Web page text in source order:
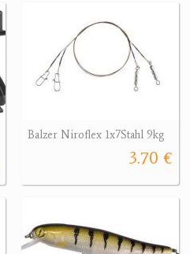
Balzer Niroflex 1x7Stahl 9kg
3.70 €